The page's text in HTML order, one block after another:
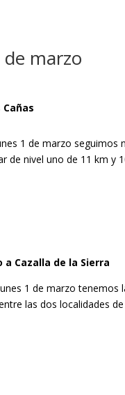
marzo
1 de marzo seguimos
de nivel uno de 11 km y
a Cazalla de la Sierra
1 de marzo tenemos
las dos localidades